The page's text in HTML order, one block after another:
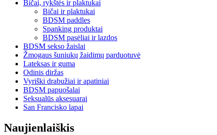
Bičai, rykštės ir plaktukai
Bičai ir plaktukai
BDSM paddles
Spanking produktai
BDSM pasėliai ir lazdos
BDSM sekso žaislai
Žmogaus šuniukų žaidimų parduotuvė
Lateksas ir guma
Odinis diržas
Vyriški drabužiai ir apatiniai
BDSM papuošalai
Seksualūs aksesuarai
San Francisko lapai
Naujienlaiškis